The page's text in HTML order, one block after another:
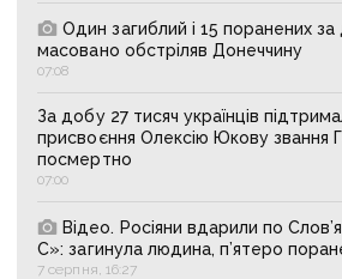
Один загиблий і 15 поранених
масовано обстріляв Донеччину
07:08
За добу 27 тисяч українців
присвоєння Олексію Юкову звання
посмертно
07:00
Відео. Росіяни вдарили по
С»: загинула людина, п’ятеро
7 серпня, 16:27